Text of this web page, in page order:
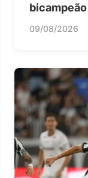
09/08/2026